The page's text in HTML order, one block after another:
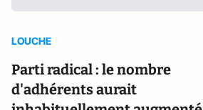
LOUCHE
Parti radical : le nombre
d'adhérents aurait